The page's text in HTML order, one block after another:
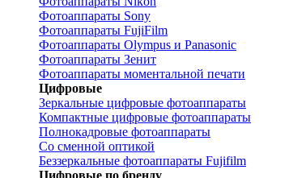
Фотоаппараты Sony
Фотоаппараты FujiFilm
Фотоаппараты Olympus и Panasonic
Фотоаппараты Зенит
Фотоаппараты моментальной печати
Цифровые
Зеркальные цифровые фотоаппараты
Компактные цифровые фотоаппараты
Полнокадровые фотоаппараты
Со сменной оптикой
Беззеркальные фотоаппараты Fujifilm
Цифровые по бренду